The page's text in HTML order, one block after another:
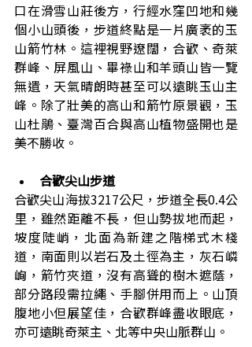
口在滑雪山莊後方，行經水窪凹地和幾
個小山頭後，步道終點是一片廣袤的玉
山箭竹林。這裡視野遼闊，合歡、奇萊
群峰、屏風山、畢祿山和羊頭山皆一覽
無遺，天氣晴朗時甚至可以遠眺玉山主
峰。除了壯美的高山和箭竹原景觀，玉
山杜鵑、臺灣百合與高山植物盛開也是
美不勝收。
合歡尖山步道
合歡尖山海拔3217公尺，步道全長0.4公
里，雖然距離不長，但山勢拔地而起，
坡度陡峭，北面為新建之階梯式木棧
道，南面則以岩石及土徑為主，灰石嶙
峋，箭竹夾道，沒有高聳的樹木遮蔭，
部分路段需拉繩、手腳併用而上。山頂
腹地小但展望佳，合歡群峰盡收眼底，
亦可遠眺奇萊主、北等中央山脈群山。